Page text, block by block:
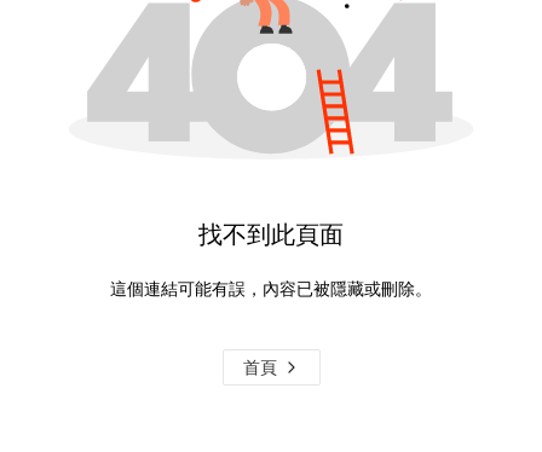
找不到此頁面
這個連結可能有誤，內容已被隱藏或刪除。
首頁